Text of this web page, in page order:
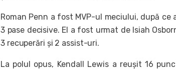
Roman Penn a fost MVP-ul meciului, după
3 pase decisive. El a fost urmat de Isiah
3 recuperări și 2 assist-uri.
La polul opus, Kendall Lewis a reușit 16